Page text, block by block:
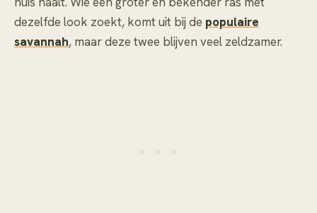
dezelfde look zoekt, komt uit bij de populaire
savannah, maar deze twee blijven veel zeldzamer.